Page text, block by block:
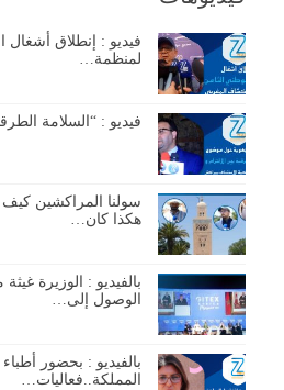
فيديو : إنطلاق أشغال
لمنظمة…
فيديو : “السلامة
سولنا المراكشين
هكذا كان…
بالفيديو : الوزيرة
الوصول إلى…
بالفيديو : بحضور
المملكة..فعاليات…